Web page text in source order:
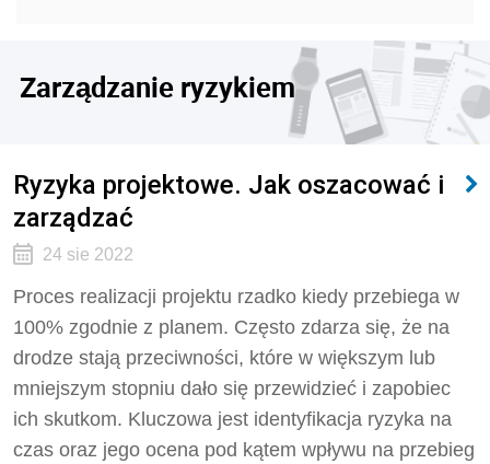
Zarządzanie ryzykiem
Ryzyka projektowe. Jak oszacować i
zarządzać
24 sie 2022
Proces realizacji projektu rzadko kiedy przebiega w
100% zgodnie z planem. Często zdarza się, że na
drodze stają przeciwności, które w większym lub
mniejszym stopniu dało się przewidzieć i zapobiec
ich skutkom. Kluczowa jest identyfikacja ryzyka na
czas oraz jego ocena pod kątem wpływu na przebieg